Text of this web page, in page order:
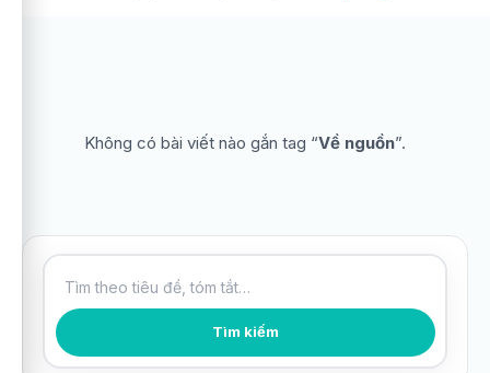
Không có bài viết nào gắn tag “Về nguồn”.
Tìm kiếm bài viết Tìm kiếm